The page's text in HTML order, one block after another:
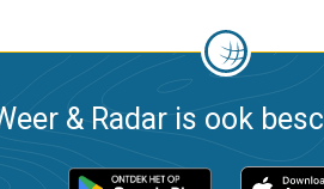
& Radar is ook